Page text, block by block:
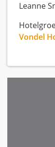
Leanne
Vondel